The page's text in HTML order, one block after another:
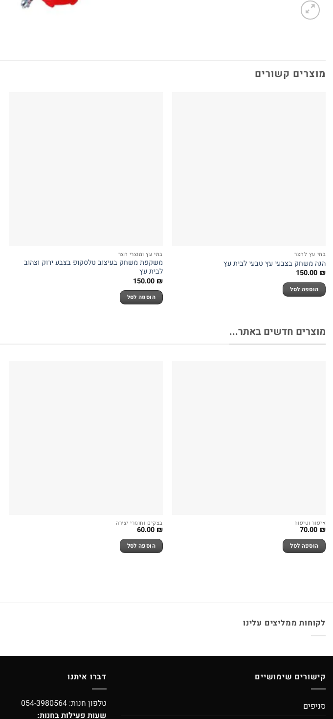
מוצרים קשורים
בתי עץ לחצר
הגה משחק בצבעי עץ טבעי לבית עץ
150.00 ₪
הוספה לסל
בתי עץ ומוצרי חצר
משקפת משחק בעיצוב טלסקופ בצבע ירוק וצהוב
לבית עץ
150.00 ₪
הוספה לסל
מוצרים חדשים באתר...
איפור וטיפוח
70.00 ₪
הוספה לסל
בצקים וחומרי יצירה
60.00 ₪
הוספה לסל
לקוחות ממליצים עלינו
קישורים שימושיים
סניפים
דברו איתנו
טלפון חנות: 054-3980564
שעות פעילות בחנות: